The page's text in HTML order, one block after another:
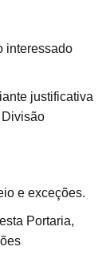
interessado
justificativa
e exceções.
Portaria,